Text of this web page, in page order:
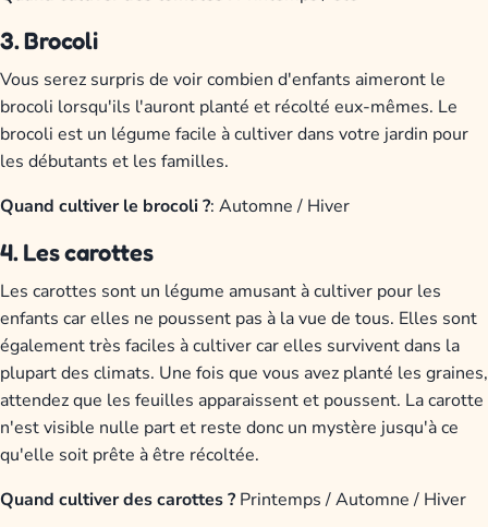
3. Brocoli
Vous serez surpris de voir combien d'enfants aimeront le
brocoli lorsqu'ils l'auront planté et récolté eux-mêmes. Le
brocoli est un légume facile à cultiver dans votre jardin pour
les débutants et les familles.
Quand cultiver le brocoli ?: Automne / Hiver
4. Les carottes
Les carottes sont un légume amusant à cultiver pour les
enfants car elles ne poussent pas à la vue de tous. Elles sont
également très faciles à cultiver car elles survivent dans la
plupart des climats. Une fois que vous avez planté les graines,
attendez que les feuilles apparaissent et poussent. La carotte
n'est visible nulle part et reste donc un mystère jusqu'à ce
qu'elle soit prête à être récoltée.
Quand cultiver des carottes ? Printemps / Automne / Hiver